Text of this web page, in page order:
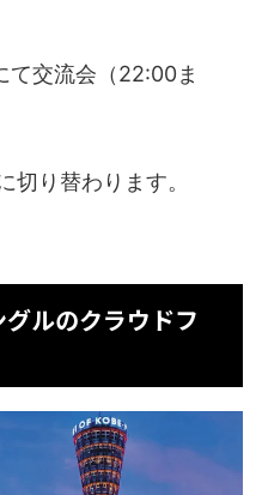
て交流会（22:00ま
切り替わります。
ルのクラウドフ